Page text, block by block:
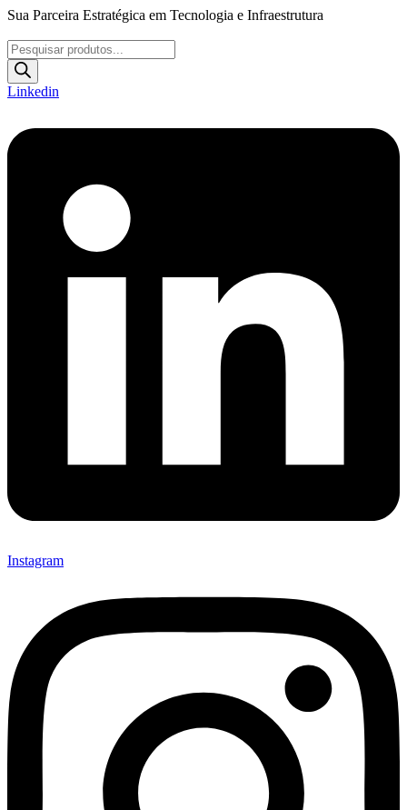
Ir
o
conteúdo
Sua Parceira Estratégica em Tecnologia e Infraestrutura
Pesquisar
produtos
Linkedin
Instagram